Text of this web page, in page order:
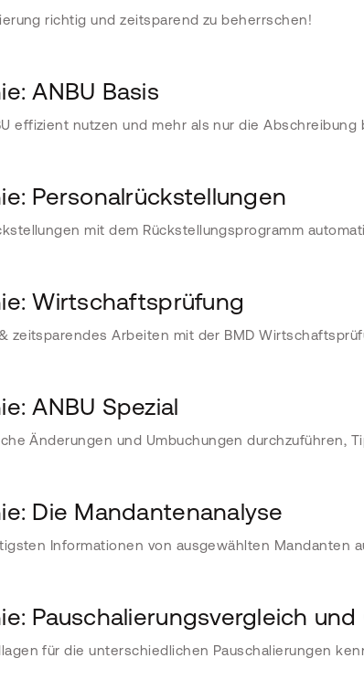
richtig und zeitsparend zu beherrschen!
ANBU Basis
effizient nutzen und mehr als nur die Abschreibung
Personalrückstellungen
mit dem Rückstellungsprogramm
Wirtschaftsprüfung
zeitsparendes Arbeiten mit der BMD
ANBU Spezial
Änderungen und Umbuchungen durchzuführen,
Die Mandantenanalyse
Informationen von ausgewählten Mandanten
Pauschalierungsvergleich
für die unterschiedlichen Pauschalierungen